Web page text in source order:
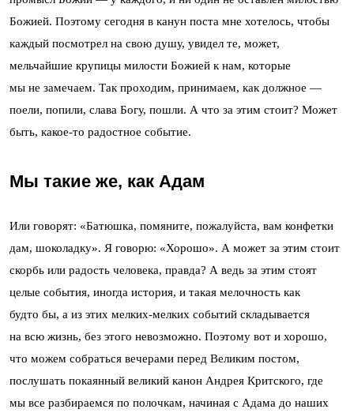
Божией. Поэтому сегодня в канун поста мне хотелось, чтобы
каждый посмотрел на свою душу, увидел те, может,
мельчайшие крупицы милости Божией к нам, которые
мы не замечаем. Так проходим, принимаем, как должное —
поели, попили, слава Богу, пошли. А что за этим стоит? Может
быть, какое-то радостное событие.
Мы такие же, как Адам
Или говорят: «Батюшка, помяните, пожалуйста, вам конфетки
дам, шоколадку». Я говорю: «Хорошо». А может за этим стоит
скорбь или радость человека, правда? А ведь за этим стоят
целые события, иногда история, и такая мелочность как
будто бы, а из этих мелких-мелких событий складывается
на всю жизнь, без этого невозможно. Поэтому вот и хорошо,
что можем собраться вечерами перед Великим постом,
послушать покаянный великий канон Андрея Критского, где
мы все разбираемся по полочкам, начиная с Адама до наших